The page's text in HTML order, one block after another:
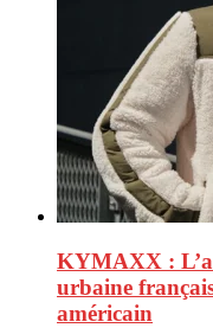
KYMAXX :
urbaine
américain